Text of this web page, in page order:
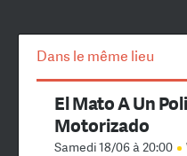
Dans le même lieu
El Mato A Un
Motorizado
Samedi 18/06 à 20:00